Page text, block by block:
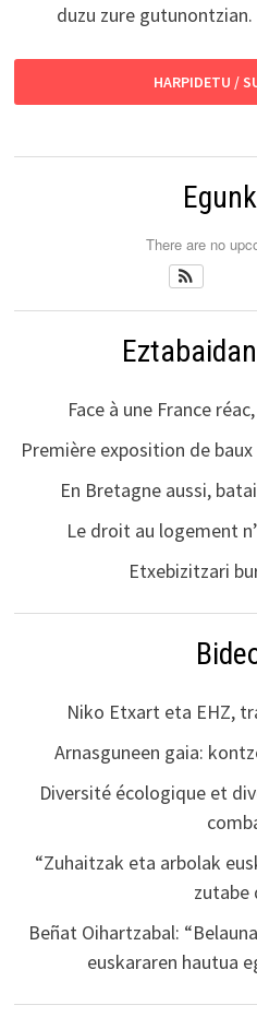
duzu zure
HARPIDETU /
There are no
Face à une France
Première exposition de
En Bretagne aussi,
Le droit au logement
Etxebizitzari
Niko Etxart eta EHZ,
Arnasguneen gaia:
Diversité écologique et
“Zuhaitzak eta arbolak
zutabe
Beñat Oihartzabal:
euskararen hautua